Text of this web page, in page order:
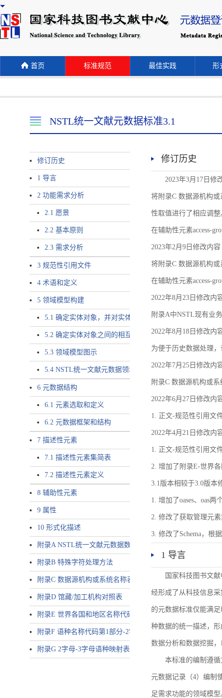
首页 标准规范 最佳实践 形
NSTL统一文献元数据标准3.1
修订历史
1 导言
2 功能需求分析
2.1 愿景
2.2 基本原则
2.3 需求分析
3 规范性引用文件
4 术语和定义
5 领域模型构建
5.1 确定实体对象，并对实体对象命名
5.2 确定实体对象之间的相互关系，定义实体对象之间的
5.3 领域模型图示
5.4 NSTL统一文献元数据领域模型的验证
6 元数据结构
6.1 元素选取和定义
6.2 元数据框架和结构
7 描述性元素
7.1 描述性元素集简表
7.2 描述性元素定义
8 辅助性元素
9 属性
10 形式化描述
附录A NSTL统一文献元数据数据唯一标识符规则
附录B 特殊字符处理方法
附录C 数据源机构或系统名称表
附录D 馆藏/加工机构对照表
附录E 世界各国和地区名称代码-2字母代码（GB/T 2659-
附录F 语种名称代码第1部分-2字母代码（GB/T 4880.1-2005
附录G 2字母-3字母语种映射表
修订历史
2023年3月17日修
将附录C 数据源机构或
性取值进行了相应调整
在辅助性元素access-
2023年2月9日修改内容
将附录C 数据源机构或
在辅助性元素access-
2022年8月23日修改内
附录A中NSTL现有业
2022年8月18日修改内
为便于历史数据处理
2022年7月25日修改内
附录C 数据源机构或
2022年6月27日修改内
1. 正文-规范性引用文
2022年4月21日修改内
1. 正文-规范性引用文
2. 增加了附录E-世界
3.1版本相较于3.0版本
1. 增加了oases、oas
2. 修改了获取管理元
3. 修改了Schema，根
1 导言
国家科技图书文
经形成了从科技信息
的元数据标准仅能满
种数据的统一描述，
数据分析和数据挖掘
本标准的编制遵
元数据记录（4）编制
足需求功能的领域模